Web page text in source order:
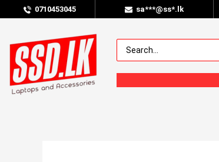
0710453045 sa***@ss*.lk